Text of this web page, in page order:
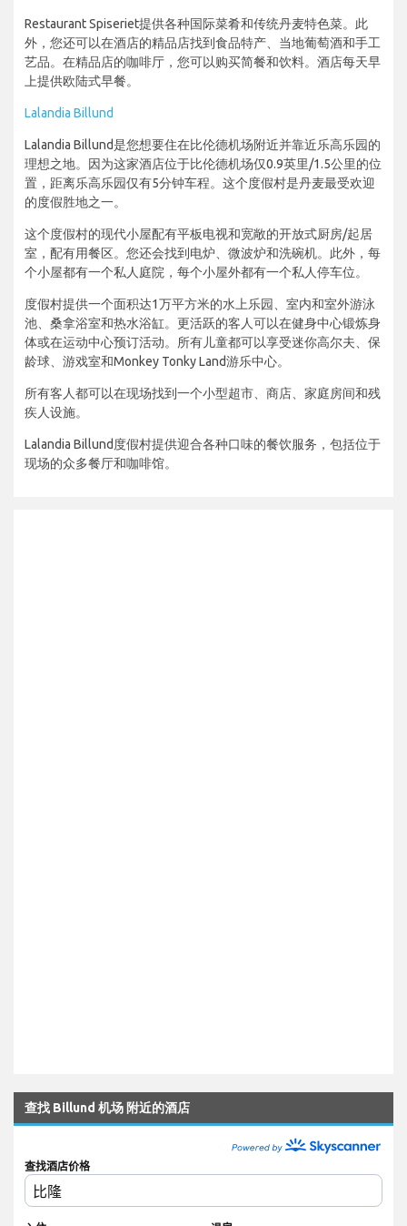
Restaurant Spiseriet提供各种国际菜肴和传统丹麦特色菜。此
外，您还可以在酒店的精品店找到食品特产、当地葡萄酒和手工
艺品。在精品店的咖啡厅，您可以购买简餐和饮料。酒店每天早
上提供欧陆式早餐。
Lalandia Billund
Lalandia Billund是您想要住在比伦德机场附近并靠近乐高乐园的
理想之地。因为这家酒店位于比伦德机场仅0.9英里/1.5公里的位
置，距离乐高乐园仅有5分钟车程。这个度假村是丹麦最受欢迎
的度假胜地之一。
这个度假村的现代小屋配有平板电视和宽敞的开放式厨房/起居
室，配有用餐区。您还会找到电炉、微波炉和洗碗机。此外，每
个小屋都有一个私人庭院，每个小屋外都有一个私人停车位。
度假村提供一个面积达1万平方米的水上乐园、室内和室外游泳
池、桑拿浴室和热水浴缸。更活跃的客人可以在健身中心锻炼身
体或在运动中心预订活动。所有儿童都可以享受迷你高尔夫、保
龄球、游戏室和Monkey Tonky Land游乐中心。
所有客人都可以在现场找到一个小型超市、商店、家庭房间和残
疾人设施。
Lalandia Billund度假村提供迎合各种口味的餐饮服务，包括位于
现场的众多餐厅和咖啡馆。
查找 Billund 机场 附近的酒店